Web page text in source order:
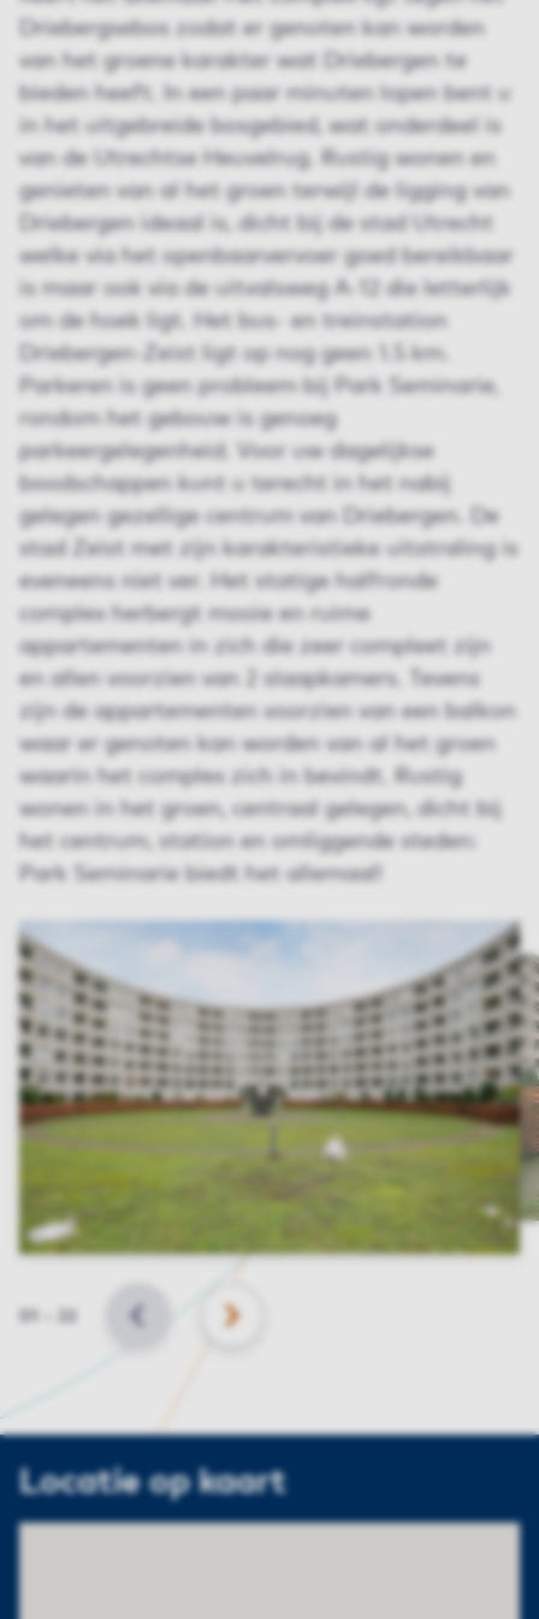
Driebergsebos zodat er genoten kan worden
van het groene karakter wat Driebergen te
bieden heeft. In een paar minuten lopen bent u
in het uitgebreide bosgebied, wat onderdeel is
van de Utrechtse Heuvelrug. Rustig wonen en
genieten van al het groen terwijl de ligging van
Driebergen ideaal is, dicht bij de stad Utrecht
welke via het openbaarvervoer goed bereikbaar
is maar ook via de uitvalsweg A-12 die letterlijk
om de hoek ligt. Het bus- en treinstation
Driebergen-Zeist ligt op nog geen 1.5 km.
Parkeren is geen probleem bij Park Seminarie,
rondom het gebouw is genoeg
parkeergelegenheid. Voor uw dagelijkse
boodschappen kunt u terecht in het nabij
gelegen gezellige centrum van Driebergen. De
stad Zeist met zijn karakteristieke uitstraling is
eveneens niet ver. Het statige halfronde
complex herbergt mooie en ruime
appartementen in zich die zeer compleet zijn
en allen voorzien van 2 slaapkamers. Tevens
zijn de appartementen voorzien van een balkon
waar er genoten kan worden van al het groen
waarin het complex zich in bevindt. Rustig
wonen in het groen, centraal gelegen, dicht bij
het centrum, station en omliggende steden:
Park Seminarie biedt het allemaal!
Slide
VORIGE VOLGENDE
Locatie op kaart